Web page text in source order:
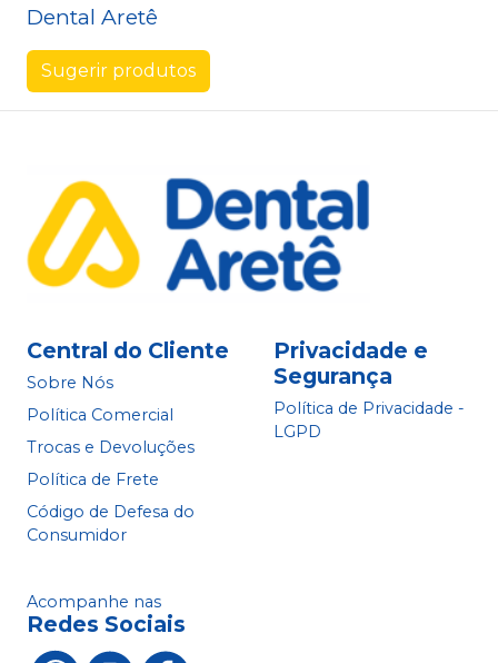
Dental Aretê
Sugerir produtos
Central do Cliente
Sobre Nós
Política Comercial
Trocas e Devoluções
Política de Frete
Código de Defesa do
Consumidor
Privacidade e
Segurança
Política de Privacidade -
LGPD
Acompanhe nas
Redes Sociais